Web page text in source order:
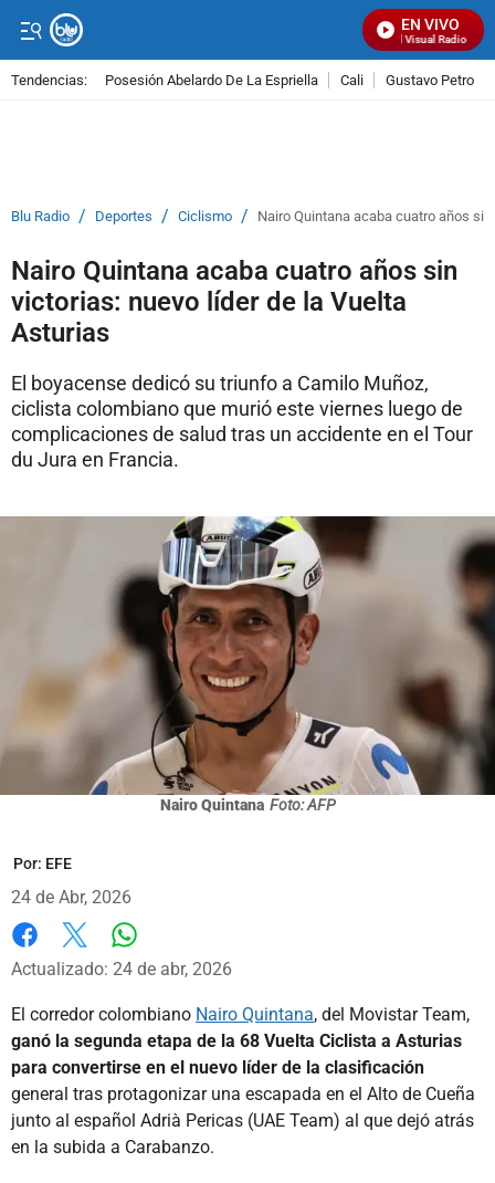
EN VIVO
Señal Visual Radio
Tendencias: Posesión Abelardo De La Espriella Cali Gustavo Petro
Blu Radio / Deportes / Ciclismo / Nairo Quintana acaba cuatro años
Nairo Quintana acaba cuatro años sin
victorias: nuevo líder de la Vuelta
Asturias
El boyacense dedicó su triunfo a Camilo Muñoz,
ciclista colombiano que murió este viernes luego de
complicaciones de salud tras un accidente en el Tour
du Jura en Francia.
Nairo Quintana Foto: AFP
Por: EFE
24 de Abr, 2026
Facebook
X
Actualizado: 24 de abr, 2026
El corredor colombiano Nairo Quintana, del Movistar Team,
ganó la segunda etapa de la 68 Vuelta Ciclista a Asturias
para convertirse en el nuevo líder de la clasificación
general tras protagonizar una escapada en el Alto de Cueña
junto al español Adrià Pericas (UAE Team) al que dejó atrás
en la subida a Carabanzo.